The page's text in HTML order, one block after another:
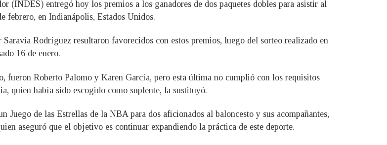
(INDES) entregó hoy los premios a los ganadores de dos paquetes dobles para asistir al
febrero, en Indianápolis, Estados Unidos.
Rodríguez resultaron favorecidos con estos premios, luego del sorteo realizado en
16 de enero.
fueron Roberto Palomo y Karen García, pero esta última no cumplió con los requisitos
quien había sido escogido como suplente, la sustituyó.
Juego de las Estrellas de la NBA para dos aficionados al baloncesto y sus acompañantes,
aseguró que el objetivo es continuar expandiendo la práctica de este deporte.